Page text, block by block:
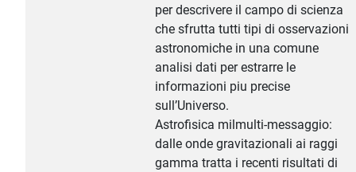
per descrivere il campo di scienza
che sfrutta tutti tipi di osservazioni
astronomiche in una comune
analisi dati per estrarre le
informazioni piu precise
sull’Universo.
Astrofisica milmulti-messaggio:
dalle onde gravitazionali ai raggi
gamma tratta i recenti risultati di